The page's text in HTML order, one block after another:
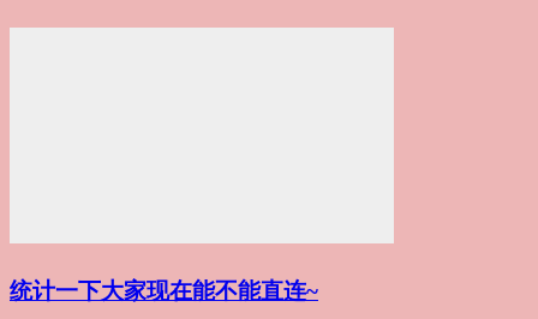
统计一下大家现在能不能直连~